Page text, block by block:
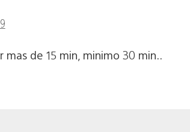
de 15 min, minimo 30 min..